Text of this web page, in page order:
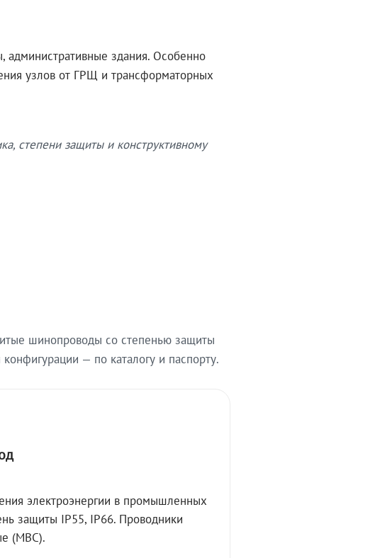
здания. Особенно
узлов от ГРЩ и трансформаторных
степени защиты и конструктивному
шинопроводы со степенью защиты
— по каталогу и паспорту.
электроэнергии в промышленных
защиты IP55, IP66. Проводники
(МВС).